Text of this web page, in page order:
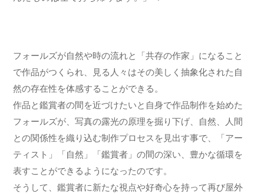
フォールズが自然や時の流れと「共存の作家」になること
で作品がつくられ、見る人々はその美しく抽象化された自
然の存在性を体感することができる。
作品と鑑賞者の間を近づけたいと自身で作品制作を始めた
フォールズが、写真の露光の原理を掘り下げ、自然、人間
との関係性を織り込む制作プロセスを見出す事で、「アー
ティスト」「自然」「鑑賞者」の間の深い、豊かな循環を
表すことができるようになったのです。
そうして、鑑賞者に新たな視点や好奇心を持って再び屋外